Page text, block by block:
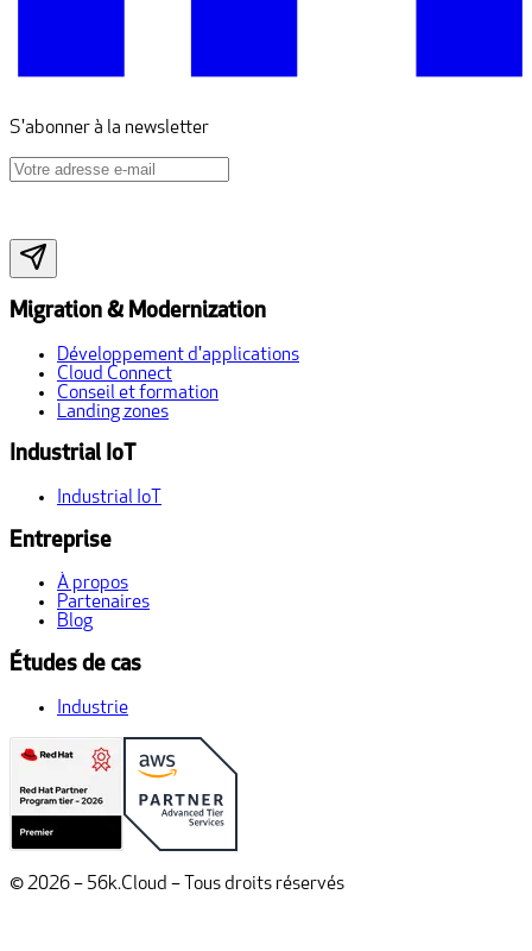
S'abonner à la newsletter
Migration & Modernization
Développement d'applications
Cloud Connect
Conseil et formation
Landing zones
Industrial IoT
Industrial IoT
Entreprise
À propos
Partenaires
Blog
Études de cas
Industrie
© 2026 – 56k.Cloud – Tous droits réservés